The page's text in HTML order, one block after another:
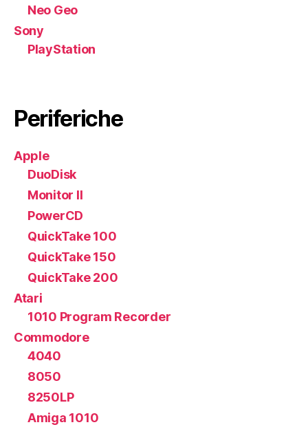
Neo Geo
Sony
PlayStation
Periferiche
Apple
DuoDisk
Monitor II
PowerCD
QuickTake 100
QuickTake 150
QuickTake 200
Atari
1010 Program Recorder
Commodore
4040
8050
8250LP
Amiga 1010